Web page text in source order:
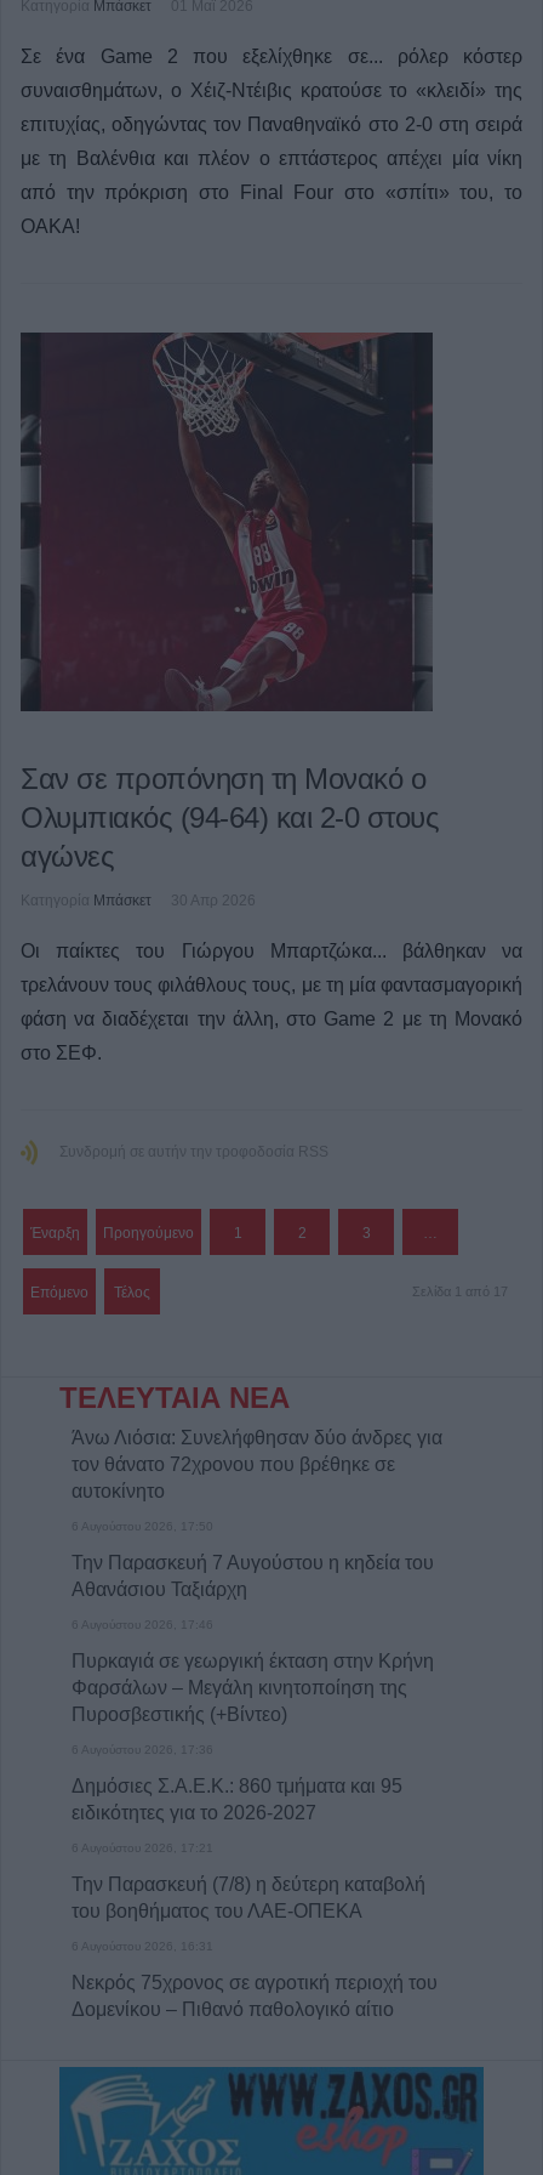
Κατηγορία Μπάσκετ 01 Μαϊ 2026
Σε ένα Game 2 που εξελίχθηκε σε... ρόλερ κόστερ
συναισθημάτων, ο Χέιζ-Ντέιβις κρατούσε το «κλειδί» της
επιτυχίας, οδηγώντας τον Παναθηναϊκό στο 2-0 στη σειρά
με τη Βαλένθια και πλέον ο επτάστερος απέχει μία νίκη
από την πρόκριση στο Final Four στο «σπίτι» του, το
ΟΑΚΑ!
Σαν σε προπόνηση τη Μονακό ο
Ολυμπιακός (94-64) και 2-0 στους
αγώνες
Κατηγορία Μπάσκετ 30 Απρ 2026
Οι παίκτες του Γιώργου Μπαρτζώκα... βάλθηκαν να
τρελάνουν τους φιλάθλους τους, με τη μία φαντασμαγορική
φάση να διαδέχεται την άλλη, στο Game 2 με τη Μονακό
στο ΣΕΦ.
Συνδρομή σε αυτήν την τροφοδοσία RSS
Έναρξη Προηγούμενο 1 2 3 …
Επόμενο Τέλος Σελίδα 1 από 17
ΤΕΛΕΥΤΑΙΑ ΝΕΑ
Άνω Λιόσια: Συνελήφθησαν δύο άνδρες για
τον θάνατο 72χρονου που βρέθηκε σε
αυτοκίνητο
6 Αυγούστου 2026, 17:50
Την Παρασκευή 7 Αυγούστου η κηδεία του
Αθανάσιου Ταξιάρχη
6 Αυγούστου 2026, 17:46
Πυρκαγιά σε γεωργική έκταση στην Κρήνη
Φαρσάλων – Μεγάλη κινητοποίηση της
Πυροσβεστικής (+Βίντεο)
6 Αυγούστου 2026, 17:36
Δημόσιες Σ.Α.Ε.Κ.: 860 τμήματα και 95
ειδικότητες για το 2026-2027
6 Αυγούστου 2026, 17:21
Την Παρασκευή (7/8) η δεύτερη καταβολή
του βοηθήματος του ΛΑΕ-ΟΠΕΚΑ
6 Αυγούστου 2026, 16:31
Νεκρός 75χρονος σε αγροτική περιοχή του
Δομενίκου – Πιθανό παθολογικό αίτιο
Απολογισμός ΕΛ.ΑΣ. Θεσσαλίας: 574
συλλήψεις και δεκάδες εξιχνιάσεις τον Ιούλιο
6 Αυγούστου 2026, 16:09